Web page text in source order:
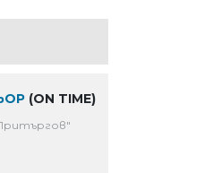
(ON TIME)